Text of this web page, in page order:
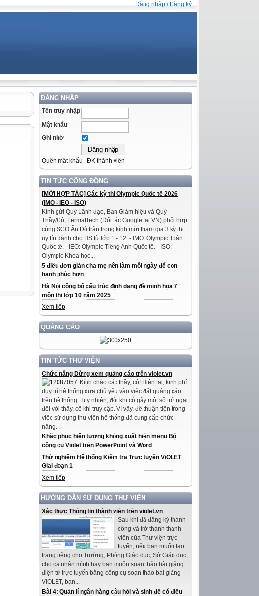
Đăng nhập / Đăng ký
ĐĂNG NHẬP
Tên truy nhập
Mật khẩu
Ghi nhớ
Quên mật khẩu ĐK thành viên
TIN TỨC CỘNG ĐỒNG
[MỜI HỢP TÁC] Các kỳ thi Olympic Quốc tế 2026
(IMO - IEO - ISO)
Kính gửi Quý Lãnh đạo, Ban Giám hiệu và Quý
Thầy/Cô, FermatTech (Đối tác Google tại VN) phối hợp
cùng SCO Ấn Độ trân trọng kính mời tham gia 3 kỳ thi
uy tín dành cho HS từ lớp 1 - 12: - IMO: Olympic Toán
Quốc tế. - IEO: Olympic Tiếng Anh Quốc tế. - ISO:
Olympic Khoa học...
5 điều đơn giản cha mẹ nên làm mỗi ngày để con
hạnh phúc hơn
Hà Nội công bố cấu trúc định dạng đề minh họa 7
môn thi lớp 10 năm 2025
Xem tiếp
QUẢNG CÁO
TIN TỨC THƯ VIỆN
Chức năng Dừng xem quảng cáo trên violet.vn
Kính chào các thầy, cô! Hiện tại, kinh phí
duy trì hệ thống dựa chủ yếu vào việc đặt quảng cáo
trên hệ thống. Tuy nhiên, đôi khi có gây một số trở ngại
đối với thầy, cô khi truy cập. Vì vậy, để thuận tiện trong
việc sử dụng thư viện hệ thống đã cung cấp chức
năng...
Khắc phục hiện tượng không xuất hiện menu Bộ
công cụ Violet trên PowerPoint và Word
Thử nghiệm Hệ thống Kiểm tra Trực tuyến ViOLET
Giai đoạn 1
Xem tiếp
HƯỚNG DẪN SỬ DỤNG THƯ VIỆN
Xác thực Thông tin thành viên trên violet.vn
Sau khi đã đăng ký thành
công và trở thành thành
viên của Thư viện trực
tuyến, nếu bạn muốn tạo
trang riêng cho Trường, Phòng Giáo dục, Sở Giáo dục,
cho cá nhân mình hay bạn muốn soạn thảo bài giảng
điện tử trực tuyến bằng công cụ soạn thảo bài giảng
ViOLET, bạn...
Bài 4: Quản lí ngân hàng câu hỏi và sinh đề có điều